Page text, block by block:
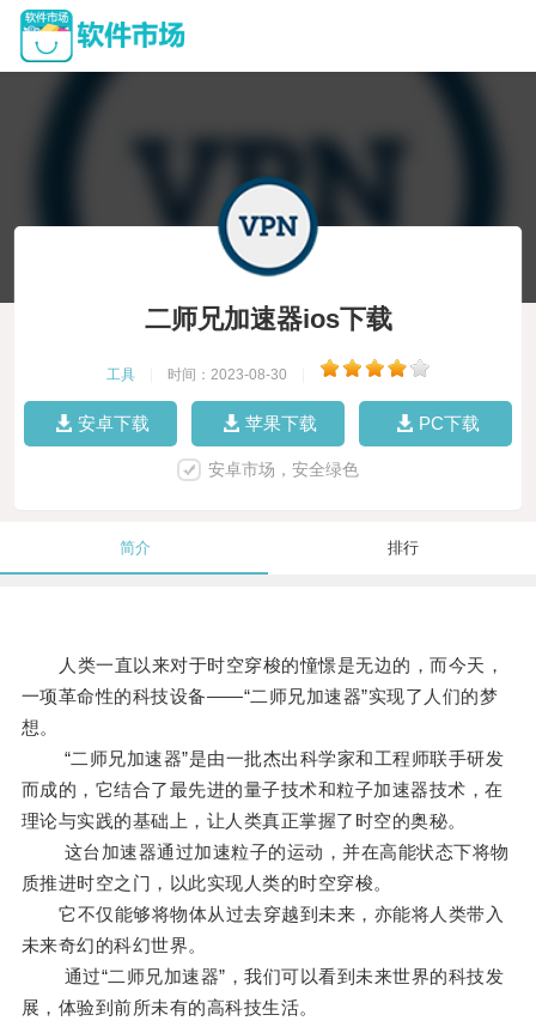
二师兄加速器ios下载
工具 时间：2023-08-30
安卓下载 苹果下载 PC下载
安卓市场，安全绿色
简介 排行
人类一直以来对于时空穿梭的憧憬是无边的，而今天，
一项革命性的科技设备——“二师兄加速器”实现了人们的梦
想。
“二师兄加速器”是由一批杰出科学家和工程师联手研发
而成的，它结合了最先进的量子技术和粒子加速器技术，在
理论与实践的基础上，让人类真正掌握了时空的奥秘。
这台加速器通过加速粒子的运动，并在高能状态下将物
质推进时空之门，以此实现人类的时空穿梭。
它不仅能够将物体从过去穿越到未来，亦能将人类带入
未来奇幻的科幻世界。
通过“二师兄加速器”，我们可以看到未来世界的科技发
展，体验到前所未有的高科技生活。